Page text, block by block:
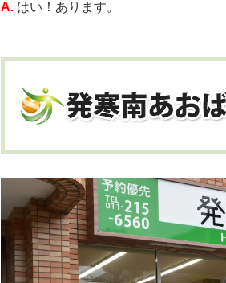
A. はい！あります。